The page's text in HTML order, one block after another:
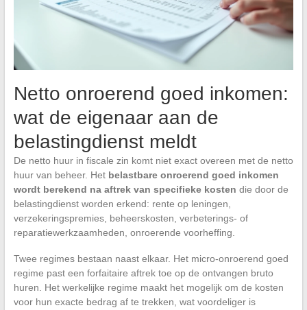
Netto onroerend goed inkomen:
wat de eigenaar aan de
belastingdienst meldt
De netto huur in fiscale zin komt niet exact overeen met de netto
huur van beheer. Het belastbare onroerend goed inkomen
wordt berekend na aftrek van specifieke kosten die door de
belastingdienst worden erkend: rente op leningen,
verzekeringspremies, beheerskosten, verbeterings- of
reparatiewerkzaamheden, onroerende voorheffing.
Twee regimes bestaan naast elkaar. Het micro-onroerend goed
regime past een forfaitaire aftrek toe op de ontvangen bruto
huren. Het werkelijke regime maakt het mogelijk om de kosten
voor hun exacte bedrag af te trekken, wat voordeliger is